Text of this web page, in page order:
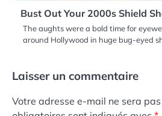
Bust Out Your 2000s Shield
The aughts were a bold time for
around Hollywood in huge bug-eyed
Laisser un commentaire
Votre adresse e-mail ne sera